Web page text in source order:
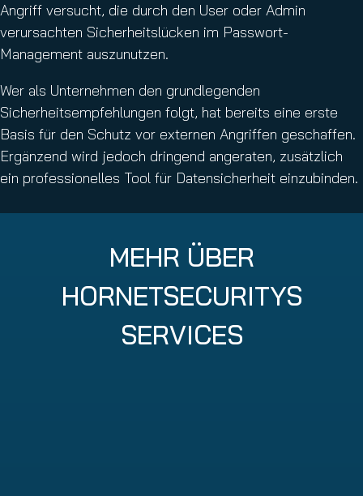
Angriff versucht, die durch den User oder Admin
verursachten Sicherheitslücken im Passwort-
Management auszunutzen.
Wer als Unternehmen den grundlegenden
Sicherheitsempfehlungen folgt, hat bereits eine erste
Basis für den Schutz vor externen Angriffen geschaffen.
Ergänzend wird jedoch dringend angeraten, zusätzlich
ein professionelles Tool für Datensicherheit einzubinden.
MEHR ÜBER
HORNETSECURITYS
SERVICES